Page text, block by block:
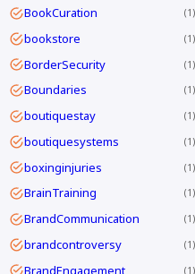
BookCuration 1
bookstore 1
BorderSecurity 1
Boundaries 1
boutiquestay 1
boutiquesystems 1
boxinginjuries 1
BrainTraining 1
BrandCommunication 1
brandcontroversy 1
BrandEngagement 1